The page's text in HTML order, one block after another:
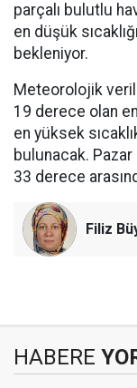
parçalı bulutlu
en düşük
bekleniyor.
Meteorolojik
19 derece olan
en yüksek
bulunacak.
33 derece
Filiz
HABERE